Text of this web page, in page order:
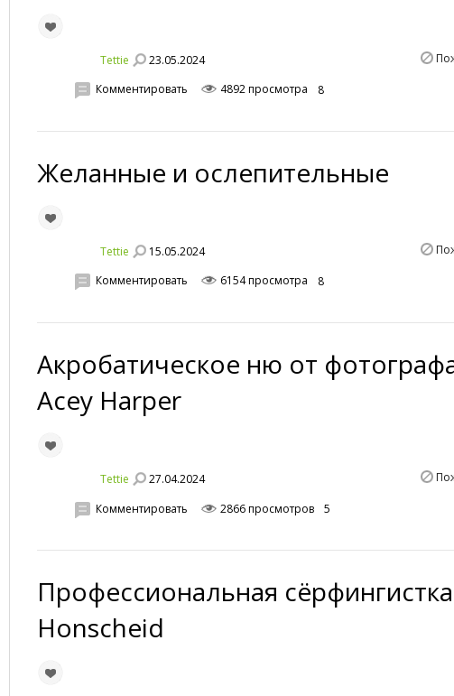
Tettie 23.05.2024
Комментировать 4892 просмотра 8
Желанные и ослепительные
Tettie 15.05.2024
Комментировать 6154 просмотра 8
Акробатическое ню от
Acey Harper
Tettie 27.04.2024
Комментировать 2866 просмотров 5
Профессиональная
Honscheid